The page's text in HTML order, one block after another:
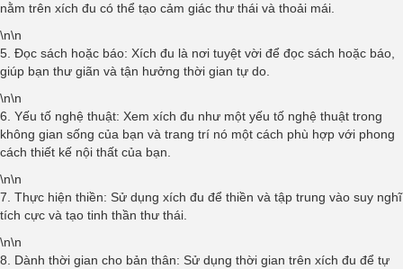
nằm trên xích đu có thể tạo cảm giác thư thái và thoải mái.
\n\n
5. Đọc sách hoặc báo: Xích đu là nơi tuyệt vời để đọc sách hoặc báo,
giúp bạn thư giãn và tận hưởng thời gian tự do.
\n\n
6. Yếu tố nghệ thuật: Xem xích đu như một yếu tố nghệ thuật trong
không gian sống của bạn và trang trí nó một cách phù hợp với phong
cách thiết kế nội thất của bạn.
\n\n
7. Thực hiện thiền: Sử dụng xích đu để thiền và tập trung vào suy nghĩ
tích cực và tạo tinh thần thư thái.
\n\n
8. Dành thời gian cho bản thân: Sử dụng thời gian trên xích đu để tự